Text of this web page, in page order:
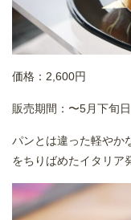
価格：2,600円
販売期間：〜5月下旬
パンとは違った軽やか
をちりばめたイタリア